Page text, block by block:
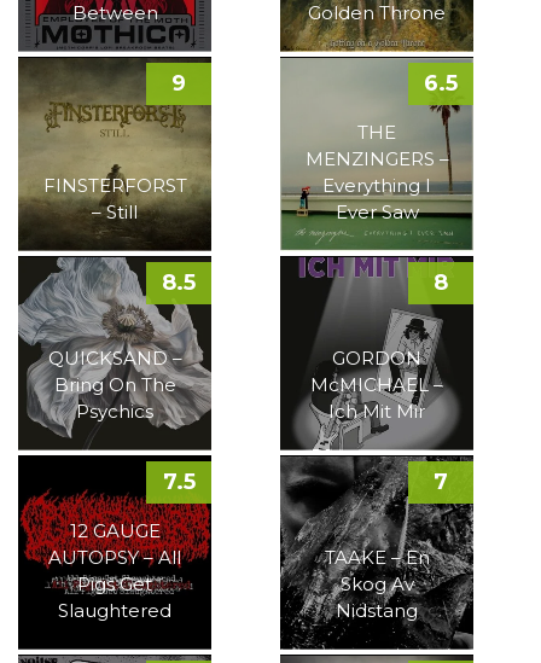
Between
Golden Throne
FINSTERFORST
– Still
9
THE
MENZINGERS –
Everything I
Ever Saw
6.5
QUICKSAND –
Bring On The
Psychics
8.5
GORDON
McMICHAEL –
Ich Mit Mir
8
12 GAUGE
AUTOPSY – All
Pigs Get
Slaughtered
7.5
TAAKE – En
Skog Av
Nidstang
7